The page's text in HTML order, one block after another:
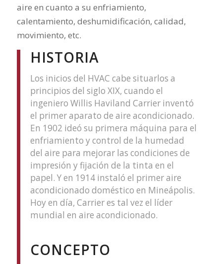
aire en cuanto a su enfriamiento,
calentamiento, deshumidificación, calidad,
movimiento, etc.
HISTORIA
Los inicios del HVAC cabe situarlos a
principios del siglo XIX, cuando el
ingeniero Willis Haviland Carrier inventó
el primer aparato de aire acondicionado.
En 1902 ideó su primera máquina para el
enfriamiento y control de la humedad
del aire para mejorar las condiciones de
impresión y fijación de la tinta en el
papel. Y en 1914 instaló el primer aire
acondicionado doméstico en Mineápolis.
Hoy en día, Carrier es tal vez el líder
mundial en aire acondicionado.
CONCEPTO